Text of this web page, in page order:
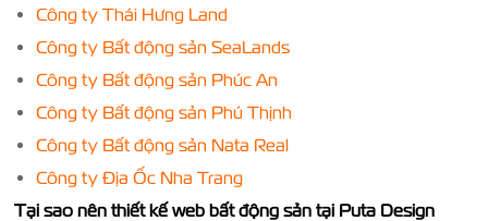
Công ty Thái Hưng Land
Công ty Bất động sản SeaLands
Công ty Bất động sản Phúc An
Công ty Bất động sản Phú Thịnh
Công ty Bất động sản Nata Real
Công ty Địa Ốc Nha Trang
Tại sao nên thiết kế web bất động sản tại Puta Design